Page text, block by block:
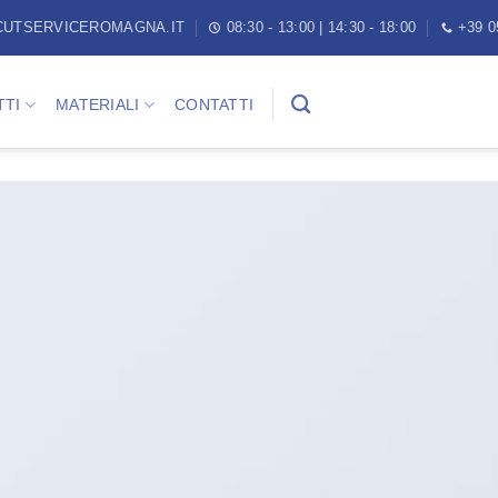
08:30 - 13:00 | 14:30 - 18:00 +39
MATERIALI CONTATTI